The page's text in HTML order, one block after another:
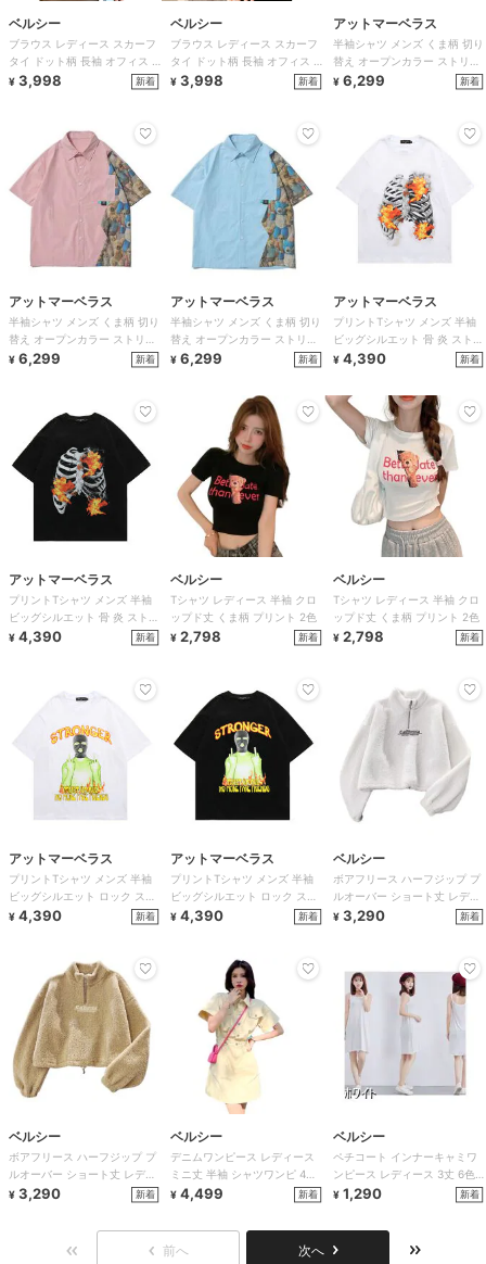
ベルシー
ブラウス レディース スカーフ
タイ ドット柄 長袖 オフィス 3
色
¥ 3,998 新着
ベルシー
ブラウス レディース スカーフ
タイ ドット柄 長袖 オフィス 3
色
¥ 3,998 新着
アットマーベラス
半袖シャツ メンズ くま柄 切り
替え オープンカラー ストリー
ト 3色
¥ 6,299 新着
アットマーベラス
半袖シャツ メンズ くま柄 切り
替え オープンカラー ストリー
ト 3色
¥ 6,299 新着
アットマーベラス
半袖シャツ メンズ くま柄 切り
替え オープンカラー ストリー
ト 3色
¥ 6,299 新着
アットマーベラス
プリントTシャツ メンズ 半袖
ビッグシルエット 骨 炎 ストリ
ート 大きいサイズ
¥ 4,390 新着
アットマーベラス
プリントTシャツ メンズ 半袖
ビッグシルエット 骨 炎 ストリ
ート 大きいサイズ
¥ 4,390 新着
ベルシー
Tシャツ レディース 半袖 クロ
ップド丈 くま柄 プリント 2色
¥ 2,798 新着
ベルシー
Tシャツ レディース 半袖 クロ
ップド丈 くま柄 プリント 2色
¥ 2,798 新着
アットマーベラス
プリントTシャツ メンズ 半袖
ビッグシルエット ロック スト
リート 2色
¥ 4,390 新着
アットマーベラス
プリントTシャツ メンズ 半袖
ビッグシルエット ロック スト
リート 2色
¥ 4,390 新着
ベルシー
ボアフリース ハーフジップ プ
ルオーバー ショート丈 レディ
ース 5色
¥ 3,290 新着
ベルシー
ボアフリース ハーフジップ プ
ルオーバー ショート丈 レディ
ース 5色
¥ 3,290 新着
ベルシー
デニムワンピース レディース
ミニ丈 半袖 シャツワンピ 4色
大きいサイズ
¥ 4,499 新着
ベルシー
ペチコート インナーキャミワ
ンピース レディース 3丈 6色
透け防止
¥ 1,290 新着
前へ 次へ